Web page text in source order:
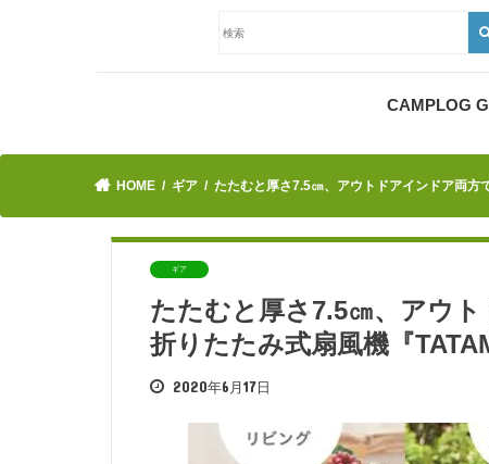
CAMPLOG
HOME ギア たたむと厚さ7.5㎝、アウトドアインドア両方
ギア
たたむと厚さ7.5㎝、アウ
折りたたみ式扇風機『
2020年6月17日